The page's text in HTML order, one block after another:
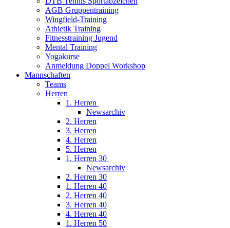
AGB Gruppentraining
Wingfield-Training
Athletik Training
Fitnesstraining Jugend
Mental Training
Yogakurse
Anmeldung Doppel Workshop
Mannschaften
Teams
Herren
1. Herren
Newsarchiv
2. Herren
3. Herren
4. Herren
5. Herren
1. Herren 30
Newsarchiv
2. Herren 30
1. Herren 40
2. Herren 40
3. Herren 40
4. Herren 40
1. Herren 50